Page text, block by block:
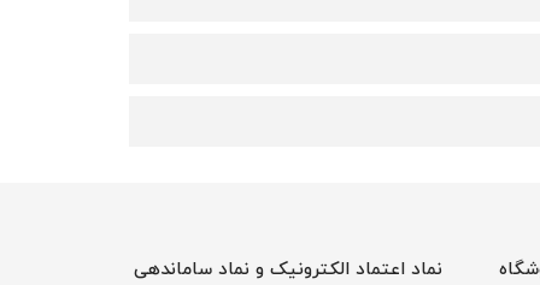
نماد اعتماد الکترونیک و نماد ساماندهی